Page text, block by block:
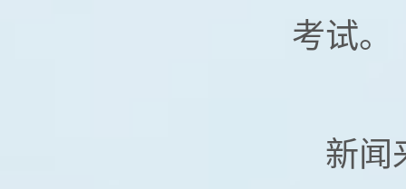
考试。
新闻